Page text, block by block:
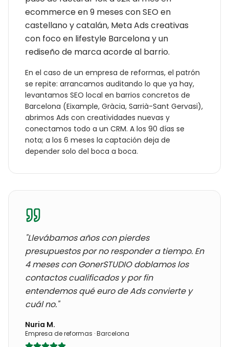
ecommerce en 9 meses con SEO en
castellano y catalán, Meta Ads creativas
con foco en lifestyle Barcelona y un
rediseño de marca acorde al barrio.
En el caso de un empresa de reformas, el patrón
se repite: arrancamos auditando lo que ya hay,
levantamos SEO local en barrios concretos de
Barcelona (Eixample, Gràcia, Sarrià-Sant Gervasi),
abrimos Ads con creatividades nuevas y
conectamos todo a un CRM. A los 90 días se
nota; a los 6 meses la captación deja de
depender solo del boca a boca.
"Llevábamos años conpierdes
presupuestos por no responder a tiempo. En
4 meses con GonerSTUDIO doblamos los
contactos cualificados y por fin
entendemos qué euro de Ads convierte y
cuál no."
Nuria M.
Empresa de reformas ·Barcelona